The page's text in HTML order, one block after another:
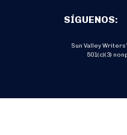
SÍGUENOS:
Sun Valley
501(c)(3)